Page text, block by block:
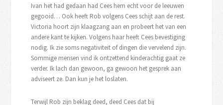
Ivan het had gedaan had Cees hem echt voor de leeuwen
gegooid… Ook heeft Rob volgens Cees schijt aan de rest.
Victoria hoort zijn klaagzang aan en probeert het van een
andere kant te kijken. Volgens haar heeft Cees bevestiging
nodig. Ik zie soms negativiteit of dingen die vervelend zijn.
Sommige mensen vind ik ontzettend kinderachtig gaat ze
verder. Ik lach dan gewoon, ga gewoon het gesprek aan
adviseert ze. Dan kun je het loslaten.
Terwijl Rob zijn beklag deed, deed Cees dat bij